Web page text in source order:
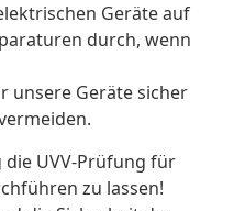
Geräte auf
durch, wenn
unsere Geräte sicher
UVV-Prüfung für
zu lassen!